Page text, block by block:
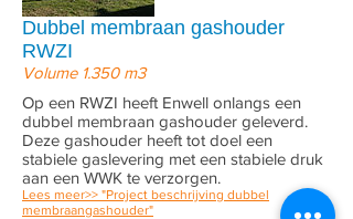
Dubbel membraan gashouder
RWZI
Volume 1.350 m3
Op een RWZI heeft Enwell onlangs een
dubbel membraan gashouder geleverd.
Deze gashouder heeft tot doel een
stabiele gaslevering met een stabiele druk
aan een WWK te verzorgen.
Lees meer>> "Project beschrijving dubbel
membraangashouder"